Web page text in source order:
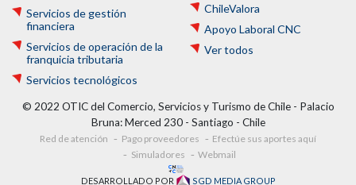
Servicios de gestión
financiera
Servicios de operación de la
franquicia tributaria
Servicios tecnológicos
ChileValora
Apoyo Laboral CNC
Ver todos
© 2022 OTIC del Comercio, Servicios y Turismo de Chile - Palacio
Bruna: Merced 230 - Santiago - Chile
Red de atención Pago proveedores
Efectúe sus aportes aquí
Simuladores
Webmail
DESARROLLADO POR SGD MEDIA GROUP